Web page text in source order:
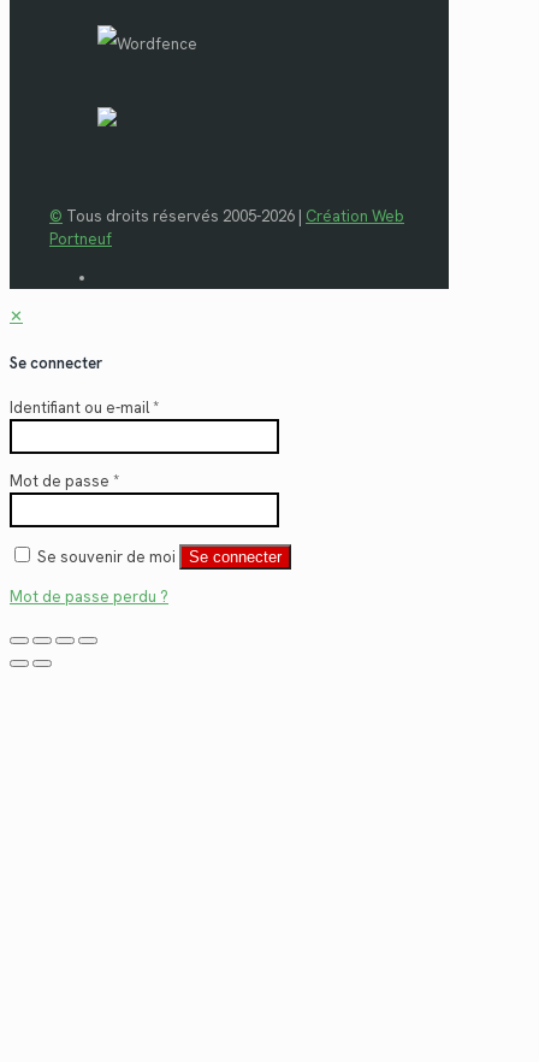
© Tous droits réservés 2005-2026 | Création Web
Portneuf
✕
Se connecter
Identifiant ou e-mail*
Mot de passe *
Se souvenir de moi Se connecter
Mot de passe perdu ?